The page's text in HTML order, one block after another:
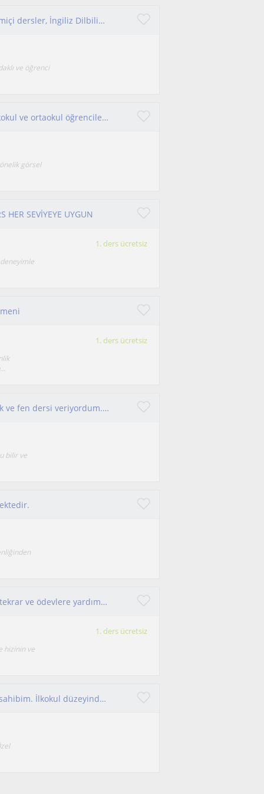
İlkokul ve ortaokul öğrencilerine İngilizce, çevrimiçi dersler, İngiliz Dilbilimi mezunu
ve öğrenci
İlköğretim öğretmenliği 3. sınıf öğrencisiyim, ilkokul ve ortaokul öğrencilerine görsel ve eğlenceli dersler veriyorum.
görsel
HER SEVİYEYE UYGUN
1. ders ücretsiz
1. ders ücretsiz
Birkaç yıl öncesinde 7-14 yaş arasına matematik ve fen dersi veriyordum.Daha sonra LGS ve 9/10. sınıfa ders devam ettim.
bilir ve
Sınıf kademelerine özel ders veriyorum. Genel tekrar ve ödevlere yardımcı oluyorum
1. ders ücretsiz
hizinin ve
7 yıl özel eğitim sınıf öğretmenliği deneyimine sahibim. İlkokul düzeyindeki öğrencilerin derslerine destek